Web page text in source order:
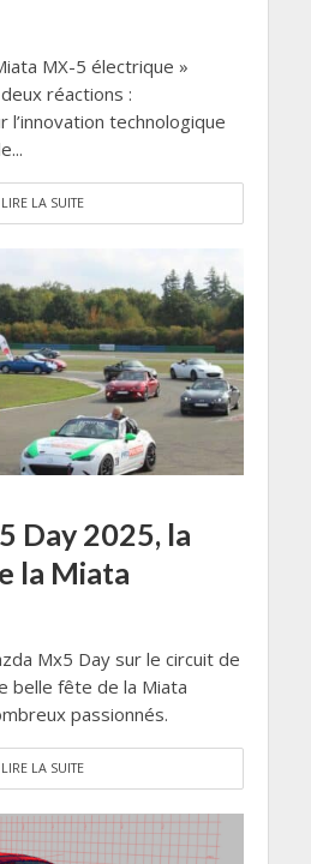
MX-5 électrique »
réactions :
l’innovation technologique
LIRE LA SUITE
Day 2025, la
la Miata
Mx5 Day sur le circuit de
belle fête de la Miata
passionnés.
LIRE LA SUITE